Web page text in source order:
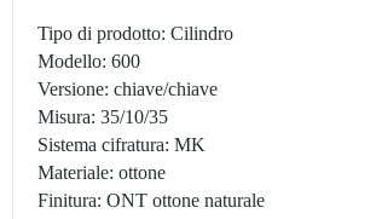
Tipo di prodotto: Cilindro
Modello: 600
Versione: chiave/chiave
Misura: 35/10/35
Sistema cifratura: MK
Materiale: ottone
Finitura: ONT ottone naturale